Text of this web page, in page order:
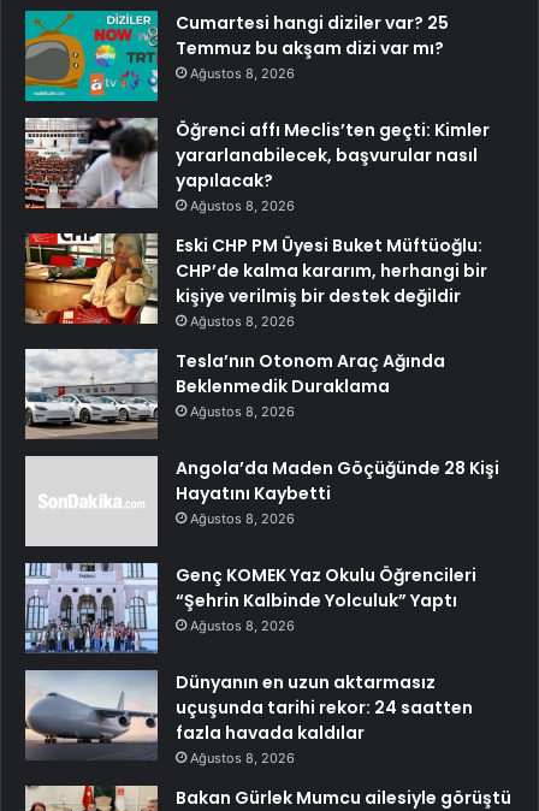
Cumartesi hangi diziler var? 25
Temmuz bu akşam dizi var mı?
Ağustos 8, 2026
Öğrenci affı Meclis’ten geçti: Kimler
yararlanabilecek, başvurular nasıl
yapılacak?
Ağustos 8, 2026
Eski CHP PM Üyesi Buket Müftüoğlu:
CHP’de kalma kararım, herhangi bir
kişiye verilmiş bir destek değildir
Ağustos 8, 2026
Tesla’nın Otonom Araç Ağında
Beklenmedik Duraklama
Ağustos 8, 2026
Angola’da Maden Göçüğünde 28 Kişi
Hayatını Kaybetti
Ağustos 8, 2026
Genç KOMEK Yaz Okulu Öğrencileri
“Şehrin Kalbinde Yolculuk” Yaptı
Ağustos 8, 2026
Dünyanın en uzun aktarmasız
uçuşunda tarihi rekor: 24 saatten
fazla havada kaldılar
Ağustos 8, 2026
Bakan Gürlek Mumcu ailesiyle görüştü